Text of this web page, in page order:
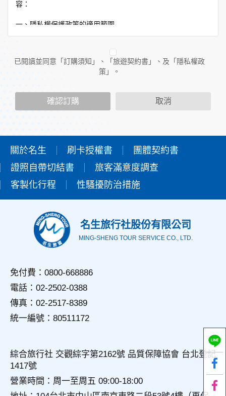
容：
一、隱私權保護政策的適用範圍
隱私權保護政策內容，包括本網站如何處理在您使用網站服務
外的相關連結網站，也不適用於非本網站所委託或參與管理的
人員。
當您造訪本網站或使用本網站所提供之功能服務時，我們將視
該服務功能性質，請您提供必要的個人資料，並在該特定目的
本網站在您使用服務信箱、問卷調查等互動性功能時，會保留
您所提供的姓名、電子郵件地址、聯絡方式及使用時間等。
於一般瀏覽時，伺服器會自行記錄相關行徑，包括您使用連線
設備的IP位址、使用時間、使用的瀏覽器、瀏覽及點選資料記
用，決不對外公佈。
外，我們會視需要公佈統計數據及說明文字，但不涉及特定個
人之資料。
三、資料之保護
備及必要的安全防護措施，加以保護網站及您的個人資料採用
嚴格的保護措施，只由經過授權的人員才能接觸您的個人資
料，相關處理人員皆簽有保密合約，如有違反保密義務者，將
會受到相關的法律處分。
如因業務需要有必要委託其他單位提供服務時，本網站亦會嚴
格要求其遵守保密義務，並且採取必要檢查程序以確定其將確
四、網站對外的相關連結
本網站的網頁提供其他網站的網路連結，您也可經由本網站所
提供的連結，點選進入其他網站。但該連結網站不適用本網站
的隱私權保護政策，您必須參考該連結網站中的隱私權保護政
已閱讀並同意「訂購須知」、「旅遊契約書」、及「隱私權政
策」。
確認訂購 取消
關於名生 刷卡授權書
團體契約書
證照自帶切結書
旅客滿意度調查
客製化行程
性騷擾防治措施
名生旅行社股份有限公司
MING-SHENG TOUR SERVICE CO., LTD.
免付費：0800-668886
電話：02-2502-0388
傳真：02-2517-8389
統一編號：80511172
綜合旅行社 交觀綜字第2162號 品質保障協會 台北登記
1417號
營業時間：周一至周五 09:00-18:00